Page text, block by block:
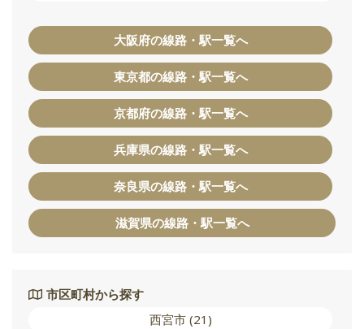
大阪府の線路・駅一覧へ
東京都の線路・駅一覧へ
京都府の線路・駅一覧へ
兵庫県の線路・駅一覧へ
奈良県の線路・駅一覧へ
滋賀県の線路・駅一覧へ
市区町村から探す
西宮市 (21)